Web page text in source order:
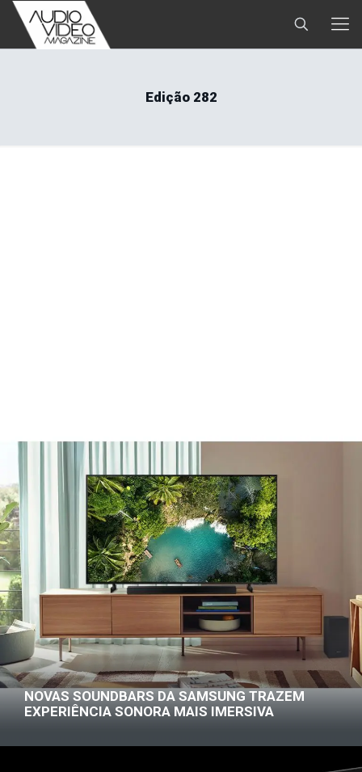
Edição 282
NOVAS SOUNDBARS DA SAMSUNG TRAZEM
EXPERIÊNCIA SONORA MAIS IMERSIVA